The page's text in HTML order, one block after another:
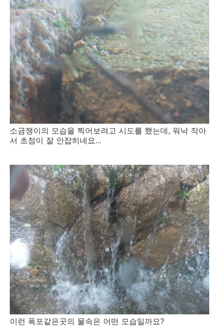
소금쟁이의 모습을 찍어보려고 시도를 했는데, 워낙 작아
서 초점이 잘 안잡히네요...
이런 폭포같은곳의 물속은 어떤 모습일까요?